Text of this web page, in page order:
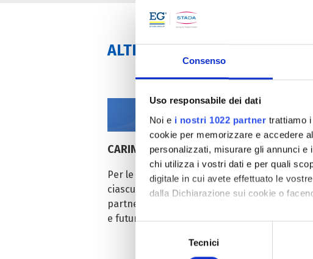
Consenso
Uso responsabile dei dati
Noi e i nostri 1022 partner trattiamo
cookie per memorizzare e accedere
personalizzati, misurare gli annunci
chi utilizza i vostri dati e per quali
digitale in cui avete effettuato le
dalla Dichiarazione sui cookie o
Con il tuo consenso, vorremmo
raccogliere informazioni sulla
Tecnici
ALTRE NEWS
Lug
CARING FOR PEOPLE'S HEALTH
Per le Persone, per il benessere di
ciascuno di noi, la sicurezza di un
partner affidabile, pronto alle attuali
e future sfide della Salute.